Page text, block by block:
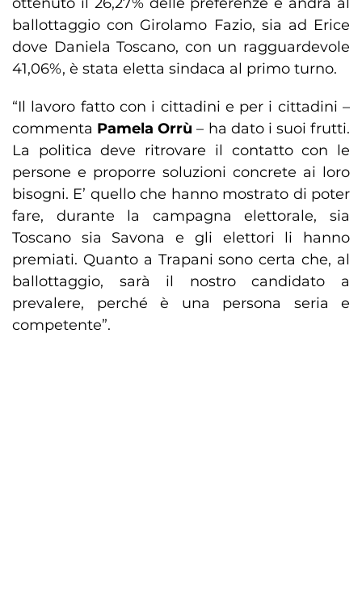
ballottaggio con Girolamo Fazio, sia ad Erice
dove Daniela Toscano, con un ragguardevole
41,06%, è stata eletta sindaca al primo turno.
“Il lavoro fatto con i cittadini e per i cittadini –
commenta Pamela Orrù – ha dato i suoi frutti.
La politica deve ritrovare il contatto con le
persone e proporre soluzioni concrete ai loro
bisogni. E’ quello che hanno mostrato di poter
fare, durante la campagna elettorale, sia
Toscano sia Savona e gli elettori li hanno
premiati. Quanto a Trapani sono certa che, al
ballottaggio, sarà il nostro candidato a
prevalere, perché è una persona seria e
competente”.